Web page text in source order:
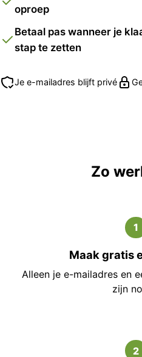
oproep
Betaal pas wanneer je
stap te zetten
Je e-mailadres blijft privé
Zo
1
Maak gratis
Alleen je e-mailadres en
zijn
2